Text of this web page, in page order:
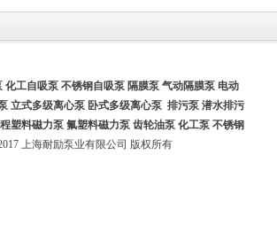
化工自吸泵 不锈钢自吸泵 隔膜泵 气动隔膜泵 电动
立式多级离心泵 卧式多级离心泵 排污泵 潜水排污
塑料磁力泵 氟塑料磁力泵 齿轮油泵 化工泵 不锈钢
上海耐励泵业有限公司 版权所有